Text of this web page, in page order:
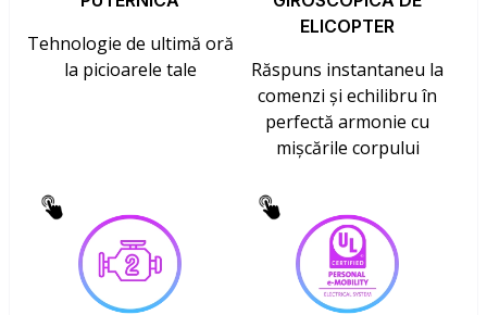
Tehnologie de ultimă oră
la picioarele tale
ELICOPTER
Răspuns instantaneu la
comenzi și echilibru în
perfectă armonie cu
mișcările corpului